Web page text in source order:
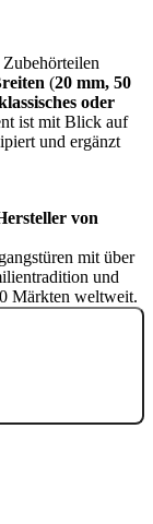
(20 mm, 50
oder
ist mit Blick auf
und ergänzt
von
mit über
und
Märkten weltweit.